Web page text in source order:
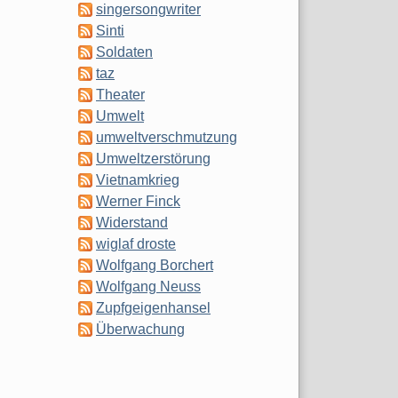
singersongwriter
Sinti
Soldaten
taz
Theater
Umwelt
umweltverschmutzung
Umweltzerstörung
Vietnamkrieg
Werner Finck
Widerstand
wiglaf droste
Wolfgang Borchert
Wolfgang Neuss
Zupfgeigenhansel
Überwachung